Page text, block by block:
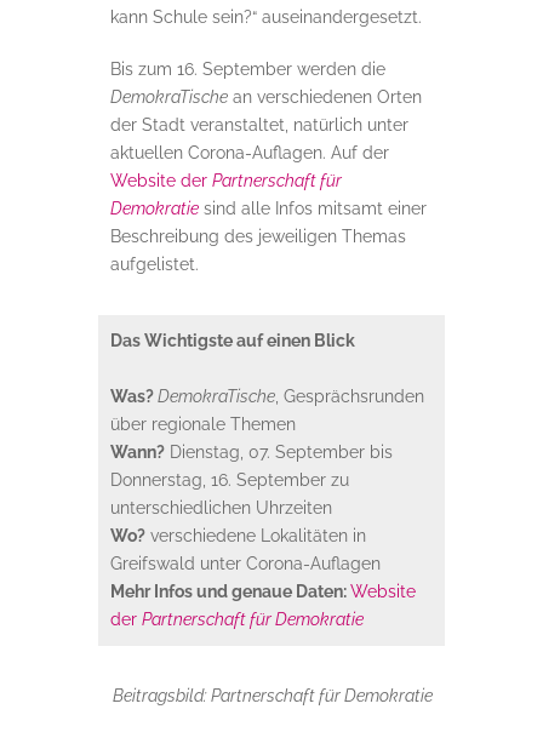
kann Schule sein?“ auseinandergesetzt.
Bis zum 16. September werden die
DemokraTischean verschiedenen Orten
der Stadt veranstaltet, natürlich unter
aktuellen Corona-Auflagen. Auf der
Website der Partnerschaft für
Demokratiesind alle Infos mitsamt einer
Beschreibung des jeweiligen Themas
aufgelistet.
Das Wichtigste auf einen Blick
Was?DemokraTische, Gesprächsrunden
über regionale Themen
Wann?Dienstag, 07. September bis
Donnerstag, 16. September zu
unterschiedlichen Uhrzeiten
Wo?verschiedene Lokalitäten in
Greifswald unter Corona-Auflagen
Mehr Infos und genaue Daten:Website
der Partnerschaft für Demokratie
Beitragsbild: Partnerschaft für Demokratie